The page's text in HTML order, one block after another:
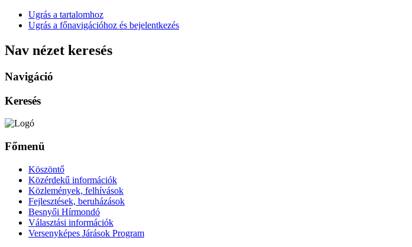
Ugrás a tartalomhoz
Ugrás a főnavigációhoz és bejelentkezés
Nav nézet keresés
Navigáció
Keresés
Főmenü
Köszöntő
Közérdekű információk
Közlemények, felhívások
Fejlesztések, beruházások
Besnyői Hírmondó
Választási információk
Versenyképes Járások Program